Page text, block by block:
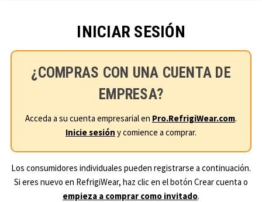
INICIAR SESIÓN
¿COMPRAS CON UNA CUENTA DE
EMPRESA?
Acceda a su cuenta empresarial en Pro.RefrigiWear.com.
Inicie sesión y comience a comprar.
Los consumidores individuales pueden registrarse a continuación.
Si eres nuevo en RefrigiWear, haz clic en el botón Crear cuenta o
empieza a comprar como invitado.